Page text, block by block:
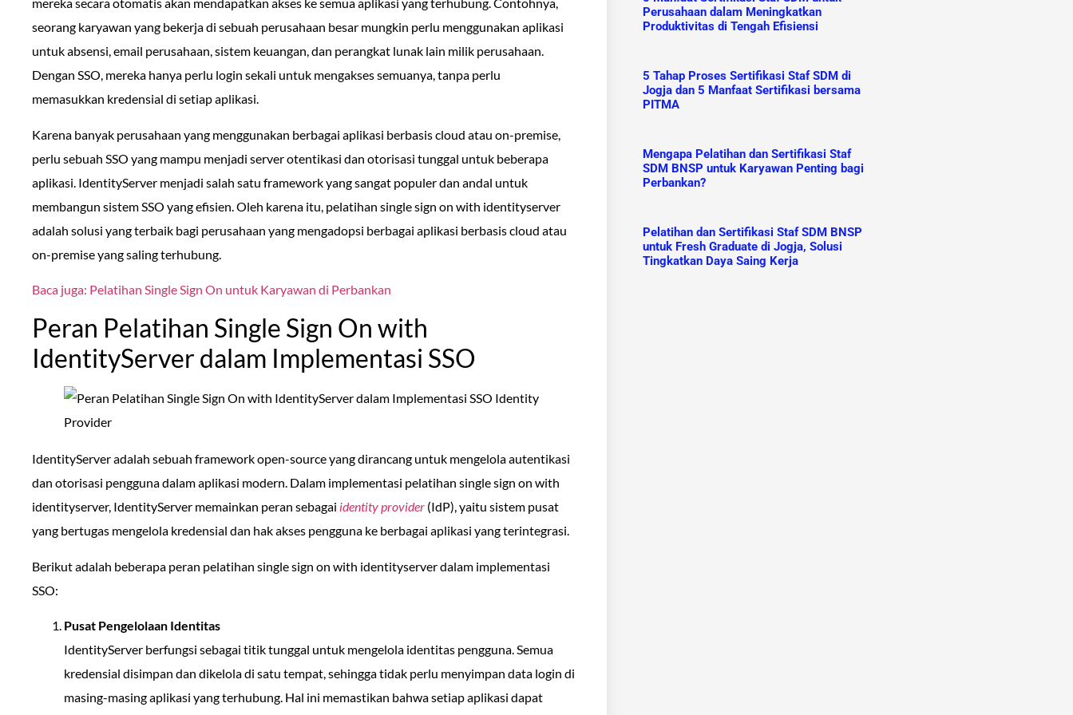
seorang karyawan yang bekerja di sebuah perusahaan besar mungkin perlu menggunakan aplikasi
untuk absensi, email perusahaan, sistem keuangan, dan perangkat lunak lain milik perusahaan.
Dengan SSO, mereka hanya perlu login sekali untuk mengakses semuanya, tanpa perlu
memasukkan kredensial di setiap aplikasi.
Karena banyak perusahaan yang menggunakan berbagai aplikasi berbasis cloud atau on-premise,
perlu sebuah SSO yang mampu menjadi server otentikasi dan otorisasi tunggal untuk beberapa
aplikasi. IdentityServer menjadi salah satu framework yang sangat populer dan andal untuk
membangun sistem SSO yang efisien. Oleh karena itu, pelatihan single sign on with identityserver
adalah solusi yang terbaik bagi perusahaan yang mengadopsi berbagai aplikasi berbasis cloud atau
on-premise yang saling terhubung.
Baca juga: Pelatihan Single Sign On untuk Karyawan di Perbankan
Peran Pelatihan Single Sign On with
IdentityServer dalam Implementasi SSO
IdentityServer adalah sebuah framework open-source yang dirancang untuk mengelola autentikasi
dan otorisasi pengguna dalam aplikasi modern. Dalam implementasi pelatihan single sign on with
identityserver, IdentityServer memainkan peran sebagai identity provider (IdP), yaitu sistem pusat
yang bertugas mengelola kredensial dan hak akses pengguna ke berbagai aplikasi yang terintegrasi.
Berikut adalah beberapa peran pelatihan single sign on with identityserver dalam implementasi
SSO:
Pusat Pengelolaan Identitas
IdentityServer berfungsi sebagai titik tunggal untuk mengelola identitas pengguna. Semua
kredensial disimpan dan dikelola di satu tempat, sehingga tidak perlu menyimpan data login di
masing-masing aplikasi yang terhubung. Hal ini memastikan bahwa setiap aplikasi dapat
Perusahaan dalam Meningkatkan
Produktivitas di Tengah Efisiensi
5 Tahap Proses Sertifikasi Staf SDM di
Jogja dan 5 Manfaat Sertifikasi bersama
PITMA
Mengapa Pelatihan dan Sertifikasi Staf
SDM BNSP untuk Karyawan Penting bagi
Perbankan?
Pelatihan dan Sertifikasi Staf SDM BNSP
untuk Fresh Graduate di Jogja, Solusi
Tingkatkan Daya Saing Kerja